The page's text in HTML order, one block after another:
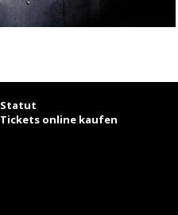
Statut
Tickets online kaufen